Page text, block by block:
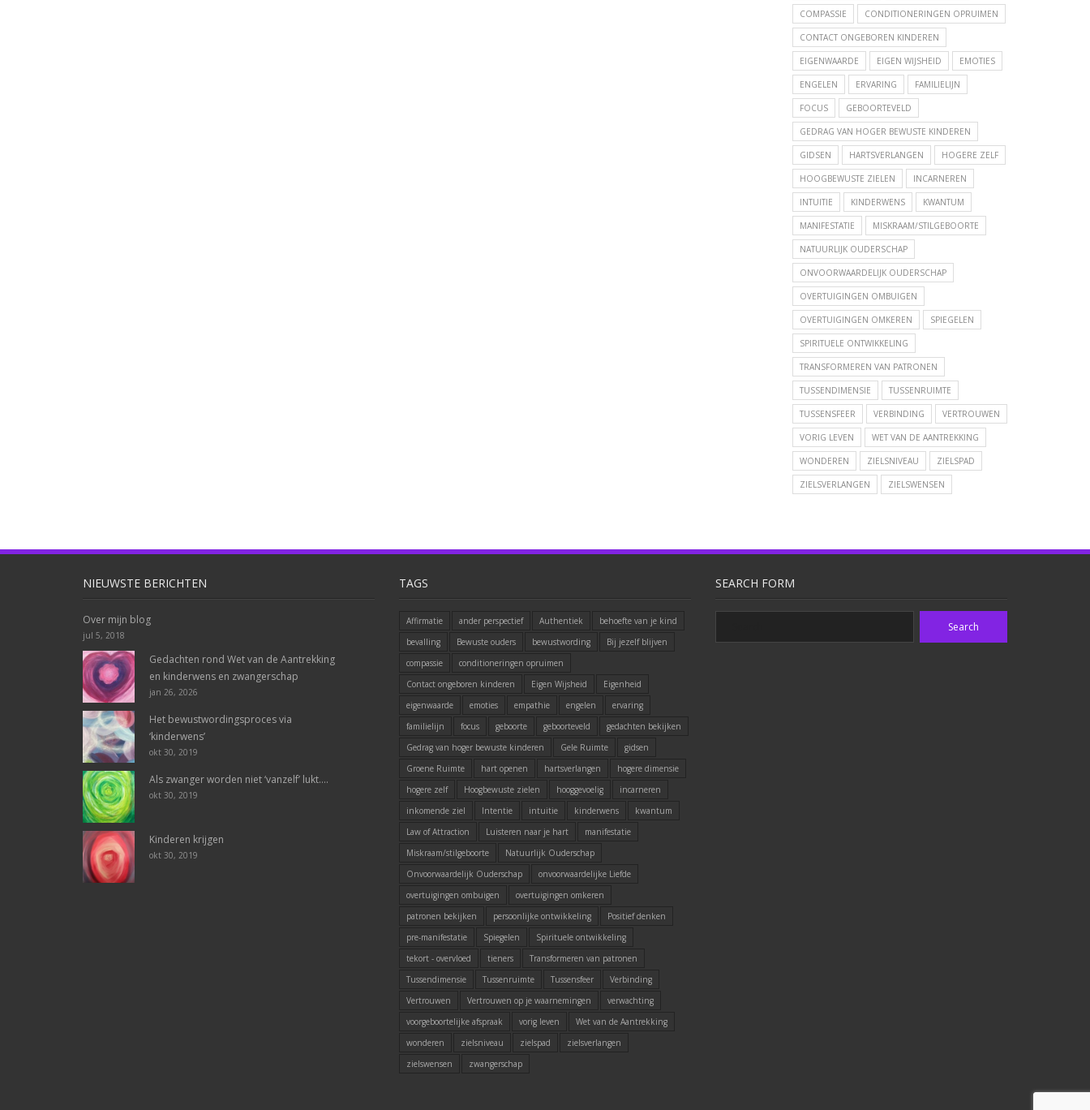
COMPASSIE CONDITIONERINGEN OPRUIMEN
CONTACT ONGEBOREN KINDEREN
EIGENWAARDE EIGEN WIJSHEID EMOTIES
ENGELEN ERVARING FAMILIELIJN
FOCUS GEBOORTEVELD
GEDRAG VAN HOGER BEWUSTE KINDEREN
GIDSEN HARTSVERLANGEN HOGERE ZELF
HOOGBEWUSTE ZIELEN INCARNEREN
INTUITIE KINDERWENS KWANTUM
MANIFESTATIE MISKRAAM/STILGEBOORTE
NATUURLIJK OUDERSCHAP
ONVOORWAARDELIJK OUDERSCHAP
OVERTUIGINGEN OMBUIGEN
OVERTUIGINGEN OMKEREN SPIEGELEN
SPIRITUELE ONTWIKKELING
TRANSFORMEREN VAN PATRONEN
TUSSENDIMENSIE TUSSENRUIMTE
TUSSENSFEER VERBINDING VERTROUWEN
VORIG LEVEN WET VAN DE AANTREKKING
WONDEREN ZIELSNIVEAU ZIELSPAD
ZIELSVERLANGEN ZIELSWENSEN
NIEUWSTE BERICHTEN
Over mijn blog
jul 5, 2018
Gedachten rond Wet van de Aantrekking
en kinderwens en zwangerschap
jan 26, 2026
Het bewustwordingsproces via
‘kinderwens’
okt 30, 2019
Als zwanger worden niet ‘vanzelf’ lukt….
okt 30, 2019
Kinderen krijgen
okt 30, 2019
TAGS
Affirmatie ander perspectief Authentiek
behoefte van je kind
bevalling
Bewuste ouders bewustwording
Bij jezelf blijven
compassie
conditioneringen opruimen
Contact ongeboren kinderen
Eigen Wijsheid
Eigenheid
eigenwaarde
emoties empathie engelen
ervaring
familielijn
focus geboorte geboorteveld
gedachten bekijken
Gedrag van hoger bewuste kinderen
Gele Ruimte
gidsen
Groene Ruimte
hart openen hartsverlangen
hogere dimensie
hogere zelf
Hoogbewuste zielen hooggevoelig
incarneren
inkomende ziel
Intentie intuitie kinderwens
kwantum
Law of Attraction
Luisteren naar je hart
manifestatie
Miskraam/stilgeboorte
Natuurlijk Ouderschap
Onvoorwaardelijk Ouderschap
onvoorwaardelijke Liefde
overtuigingen ombuigen
overtuigingen omkeren
patronen bekijken
persoonlijke ontwikkeling
Positief denken
pre-manifestatie
Spiegelen
Spirituele ontwikkeling
tekort - overvloed
tieners
Transformeren van patronen
Tussendimensie
Tussenruimte Tussensfeer
Verbinding
Vertrouwen
Vertrouwen op je waarnemingen
verwachting
voorgeboortelijke afspraak
vorig leven
Wet van de Aantrekking
wonderen
zielsniveau zielspad
zielsverlangen
zielswensen
zwangerschap
SEARCH FORM